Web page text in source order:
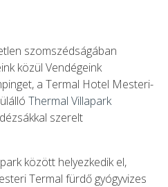
szomszédságában
közül Vendégeink
a Termal Hotel Mesteri-
Thermal Villapark
szerelt
között helyezkedik el,
Termal fürdő gyógyvizes